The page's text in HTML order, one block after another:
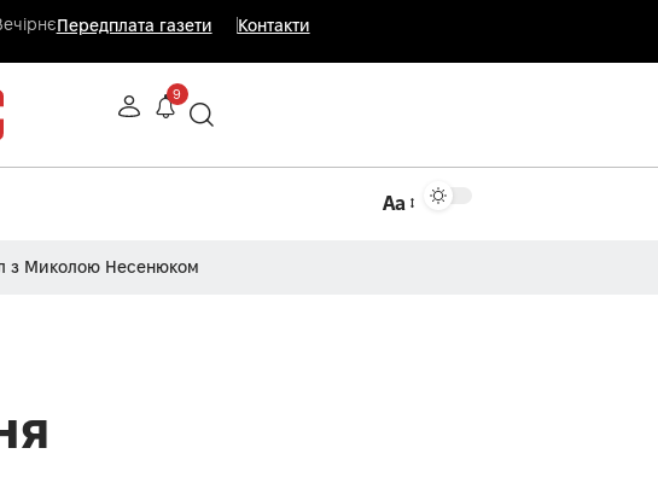
Передплата газети Контакти
9
Аа
з Миколою Несенюком